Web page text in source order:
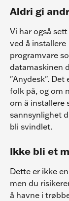
Aldri gi
Vi har også
ved å installere
programvare
datamaskinen
"Anydesk". Det
folk på, og om
om å installere
sannsynlighet
bli svindlet.
Ikke bli et
Dette er ikke
men du
å havne i